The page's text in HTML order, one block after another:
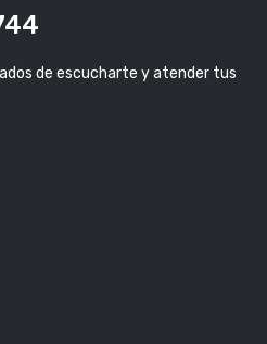
de escucharte y atender tus